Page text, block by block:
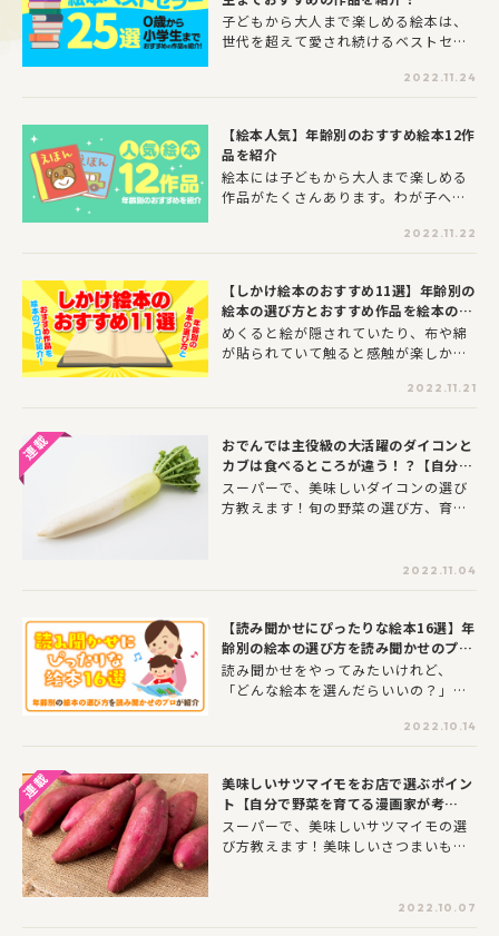
子どもから大人まで楽しめる絵本は、
世代を超えて愛され続けるベストセラ
る作品は数多くありますが、魅力的な
名作ばかりでどの絵本を選べばよいか
回は10万部以上売れたベストセラー絵
本の中から、ヨメルバ編集部が年齢別
におすすめの絵本を25冊チョイス。具
体的な選び方と一緒に名作を厳選して
2022.11.24
【絵本人気】年齢別のおすすめ絵本12作
品を紹介
絵本には子どもから大人まで楽しめる
作品がたくさんあります。わが子への
している人も多いのではないでしょう
か。しかし、絵本にはさまざまな作品
ってしまうもの。そこで今回は、長年
絵本に親しんできたヨメルバ編集部
が、赤ちゃんから夢中になれる人気絵
本と年齢別の絵本の選び方を紹介しま
2022.11.22
【しかけ絵本のおすすめ11選】年齢別の
絵本の選び方とおすすめ作品を絵本のプ
ロが紹介！
めくると絵が隠されていたり、布や綿
が貼られていて触ると感触が楽しかっ
「見る」以外の感覚も養えるしかけ絵
本。しかけ絵本は、子どもの発達にい
り、プレゼントにもぴったりです。し
かし、しかけ絵本といっても種類が豊
富。「どんな絵本が自分の子には合っ
ているのだろう？」と悩むことはあり
介してもらいました。どんな仕掛けが
どの年齢に合っているのかなど、絵本
ので、子どもの発達具合や好みに合わ
せて参考にしてみてはいかがでしょう
か。
2022.11.21
おでんでは主役級の大活躍のダイコンと
カブは食べるところが違う！？【自分で
野菜を育てる漫画家が考察！】
スーパーで、美味しいダイコンの選び
方教えます！旬の野菜の選び方、育て
野(おぎの)千佳さんが、色彩豊かなイ
ラストで野菜の魅力を紹介します。こ
かも！？
2022.11.04
【読み聞かせにぴったりな絵本16選】年
齢別の絵本の選び方を読み聞かせのプロ
が紹介
読み聞かせをやってみたいけれど、
「どんな絵本を選んだらいいの？」
てしまう方も多いのではないでしょう
か。そこで、読み聞かせのプロとして
んから、読み聞かせにおすすめの絵本
とその選び方を教えてもらいました！
お父さんやお母さんが知っておきたい
読み聞かせのポイントも紹介してもら
2022.10.14
美味しいサツマイモをお店で選ぶポイン
ト【自分で野菜を育てる漫画家が考
察！】
スーパーで、美味しいサツマイモの選
び方教えます！美味しいさつまいもの
が出ているかを要チェック。保育園や
幼稚園でサツマイモ掘りをして楽し
2022.10.07